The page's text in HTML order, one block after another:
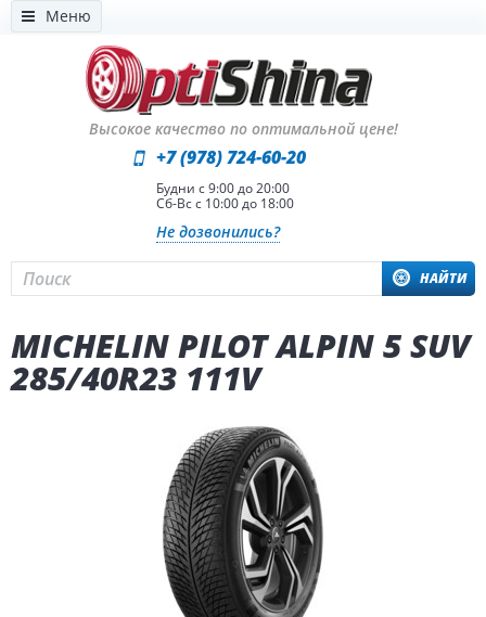
Меню
Высокое качество по оптимальной цене!
НАЙТИ
+7 (978) 724-60-20
Будни с 9:00 до 20:00
Сб-Вс с 10:00 до 18:00
Не дозвонились?
MICHELIN PILOT ALPIN 5 SUV
285/40R23 111V